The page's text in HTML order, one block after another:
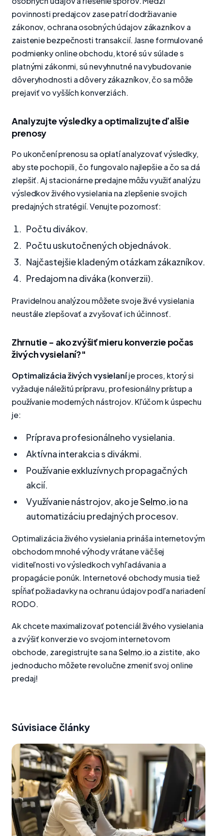
povinnosti predajcov zase patrí dodržiavanie
zákonov, ochrana osobných údajov zákazníkov a
zaistenie bezpečnosti transakcií. Jasne formulované
podmienky online obchodu, ktoré sú v súlade s
platnými zákonmi, sú nevyhnutné na vybudovanie
dôveryhodnosti a dôvery zákazníkov, čo sa môže
prejaviť vo vyšších konverziách.
Analyzujte výsledky a optimalizujte ďalšie
prenosy
Po ukončení prenosu sa oplatí analyzovať výsledky,
aby ste pochopili, čo fungovalo najlepšie a čo sa dá
zlepšiť. Aj stacionárne predajne môžu využiť analýzu
výsledkov živého vysielania na zlepšenie svojich
predajných stratégií. Venujte pozornosť:
Počtu divákov.
Počtu uskutočnených objednávok.
Najčastejšie kladeným otázkam zákazníkov.
Predajom na diváka (konverzii).
Pravidelnou analýzou môžete svoje živé vysielania
neustále zlepšovať a zvyšovať ich účinnosť.
Zhrnutie - ako zvýšiť mieru konverzie počas
živých vysielaní?"
Optimalizácia živých vysielaníje proces, ktorý si
vyžaduje náležitú prípravu, profesionálny prístup a
používanie moderných nástrojov. Kľúčom k úspechu
je:
Príprava profesionálneho vysielania.
Aktívna interakcia s divákmi.
Používanie exkluzívnych propagačných
akcií.
Využívanie nástrojov, ako jeSelmo.io na
automatizáciu predajných procesov.
Optimalizácia živého vysielania prináša internetovým
obchodom mnohé výhody vrátane väčšej
viditeľnosti vo výsledkoch vyhľadávania a
propagácie ponúk. Internetové obchody musia tiež
spĺňať požiadavky na ochranu údajov podľa nariadení
RODO.
Ak chcete maximalizovať potenciál živého vysielania
a zvýšiť konverzie vo svojom internetovom
obchode, zaregistrujte sa naSelmo.io a zistite, ako
jednoducho môžete revolučne zmeniť svoj online
predaj!
Súvisiace články